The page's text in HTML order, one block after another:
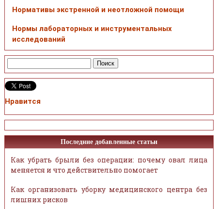
Нормативы экстренной и неотложной помощи
Нормы лабораторных и инструментальных
исследований
Нравится
Последние добавленные статьи
Как убрать брыли без операции: почему овал лица
меняется и что действительно помогает
Как организовать уборку медицинского центра без
лишних рисков